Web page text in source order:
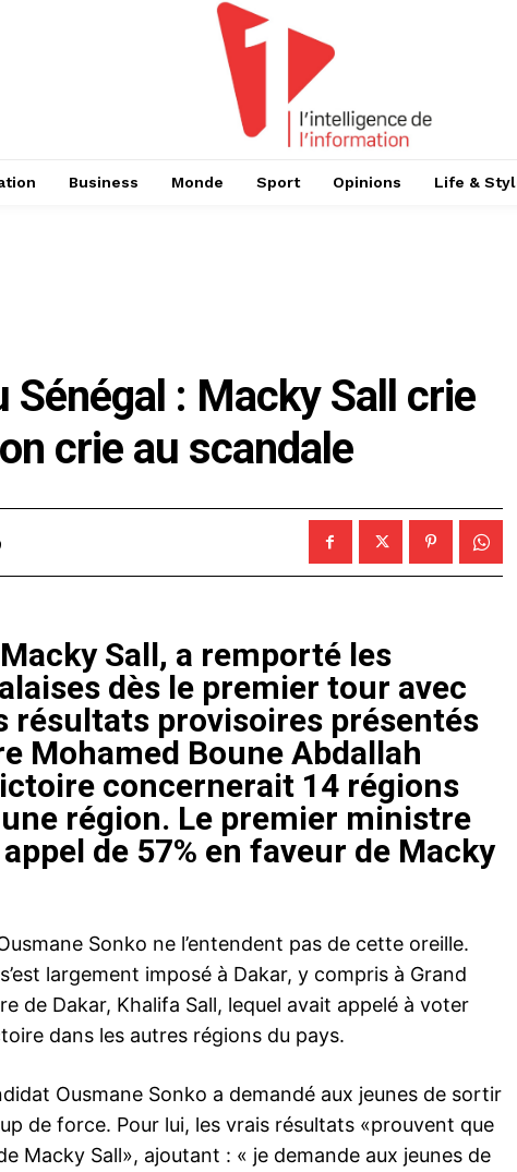
Business Monde Sport Opinions Life &
Sénégal : Macky Sall crie
crie au scandale
Sall, a remporté les
dès le premier tour avec
résultats provisoires présentés
Mohamed Boune Abdallah
concernerait 14 régions
région. Le premier ministre
de 57% en faveur de Macky
Sonko ne l’entendent pas de cette oreille.
largement imposé à Dakar, y compris à Grand
de Dakar, Khalifa Sall, lequel avait appelé à voter
dans les autres régions du pays.
Ousmane Sonko a demandé aux jeunes de sortir
de force. Pour lui, les vrais résultats «prouvent que
Macky Sall», ajoutant : « je demande aux jeunes de